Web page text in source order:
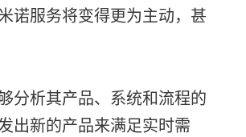
诺服务将变得更为主动，甚
分析其产品、系统和流程的
出新的产品来满足实时需